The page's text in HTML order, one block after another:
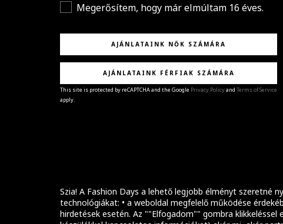
Szia! A Fashion Days a lehető legjobb élményt szeretné
technológiákat: • a weboldal megfelelő működése
hirdetések esetén. Az ""Elfogadom"" gombra
Megerősítem, hogy már elmúltam 16 éves.
AJÁNLATAINK NŐK SZÁMÁRA
AJÁNLATAINK FÉRFIAK SZÁMÁRA
This site is protected by reCAPTCHA and the Google Privacy Policyand Terms of Service
apply.